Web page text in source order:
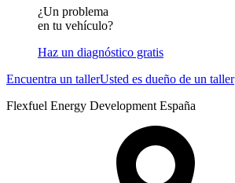
¿Un problema
en tu vehículo?
Haz un diagnóstico gratis
Encuentra un tallerUsted es dueño de un taller
Flexfuel Energy Development España